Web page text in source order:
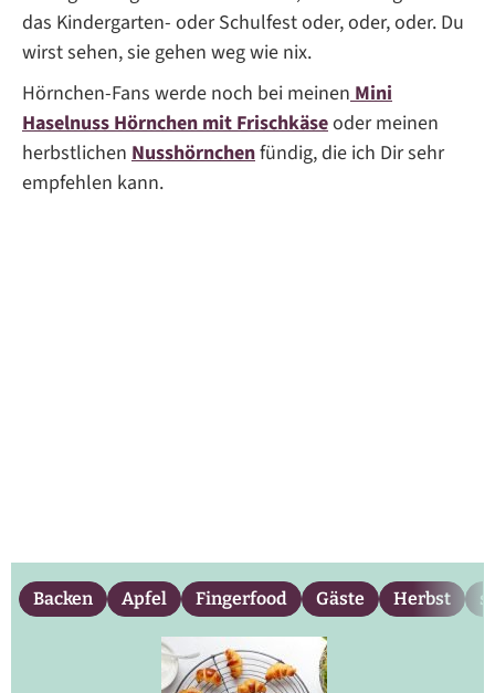
das Kindergarten- oder Schulfest oder, oder, oder. Du
wirst sehen, sie gehen weg wie nix.
Hörnchen-Fans werde noch bei meinenMini
Haselnuss Hörnchen mit Frischkäseoder meinen
herbstlichen Nusshörnchenfündig, die ich Dir sehr
empfehlen kann.
Backen Apfel Fingerfood Gäste Herbst